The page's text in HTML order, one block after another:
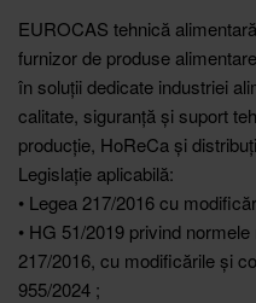
EUROCAS tehnică
furnizor de produse
în soluții dedicate industriei
calitate, siguranță și suport
producție, HoReCa și
Legislație aplicabilă:
• Legea 217/2016 cu
• HG 51/2019 privind
217/2016, cu modificările și
955/2024 ;